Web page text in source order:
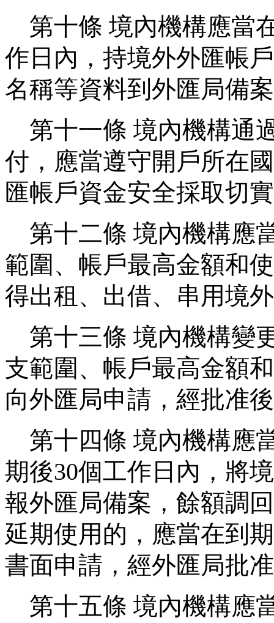
第十條 境內機構應當
作日內，持境外外匯帳
名稱等資料到外匯局備
第十一條 境內機構通
付，應當遵守開戶所在
匯帳戶資金安全採取切
第十二條 境內機構應
範圍、帳戶最高金額和
得出租、出借、串用境
第十三條 境內機構變
支範圍、帳戶最高金額
向外匯局申請，經批准
第十四條 境內機構應
期後30個工作日內，將
報外匯局備案，餘額調
延期使用的，應當在到
書面申請，經外匯局批
第十五條 境內機構應